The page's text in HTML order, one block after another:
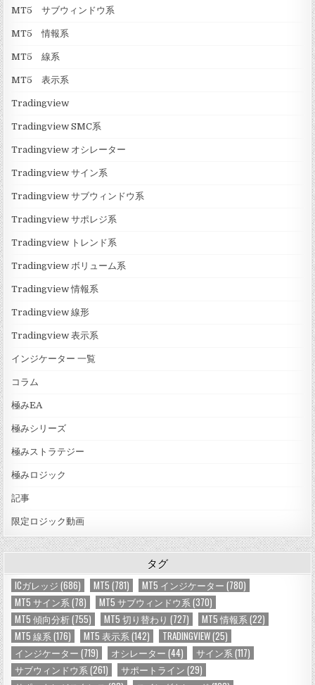
MT5 サブウィンドウ系
MT5 情報系
MT5 線系
MT5 表示系
Tradingview
Tradingview SMC系
Tradingview オシレーター
Tradingview サイン系
Tradingview サブウィンドウ系
Tradingview サポレジ系
Tradingview トレンド系
Tradingview ボリューム系
Tradingview 情報系
Tradingview 線形
Tradingview 表示系
インジケーター 一覧
コラム
極みEA
極みシリーズ
極みストラテジー
極みロジック
記事
限定ロジック動画
タグ
ICガレッジ (686) MT5 (781) MT5 インジケーター (780)
MT5 サイン系 (78) MT5 サブウィンドウ系 (370)
MT5 傾向分析(755) MT5 切り替わり (727) MT5 情報系 (22)
MT5 線系 (176) MT5 表示系 (142) TRADINGVIEW(25)
インジケーター (719) オシレーター (44) サイン系 (117)
サブウィンドウ系 (261) サポートライン (29)